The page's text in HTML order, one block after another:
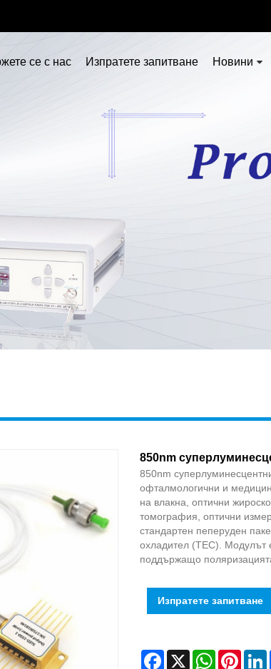
се с нас Изпратете запитване Новини
850nm
850nm
офталмологични и
на влакна, оптични
томография, оптични
стандартен пеперуден
охладител (TEC). Модулът
поддържащо
Изпратете запитване
Facebook
X WhatsApp